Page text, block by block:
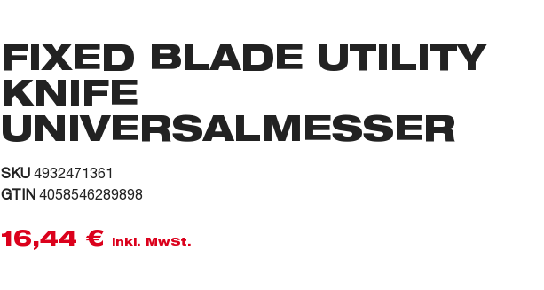
FIXED BLADE UTILITY
KNIFE
UNIVERSALMESSER
SKU 4932471361
GTIN 4058546289898
16,44 € inkl. MwSt.